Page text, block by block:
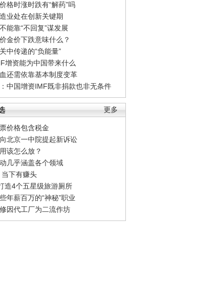
格时涨时跌有“解药”吗
业处在创新关键期
能靠“不回复”谋发展
金价下跌意味什么？
中传递的“负能量”
增资能为中国带来什么
还需依靠基本制度变革
中国增资IMF既非捐款也非无条件
更多
价格包含税金
北京一中院提起新诉讼
该怎么放？
几乎涵盖各个领域
下有赚头
造4个五星级旅游厕所
年薪百万的“神秘”职业
因代工厂为二流作坊